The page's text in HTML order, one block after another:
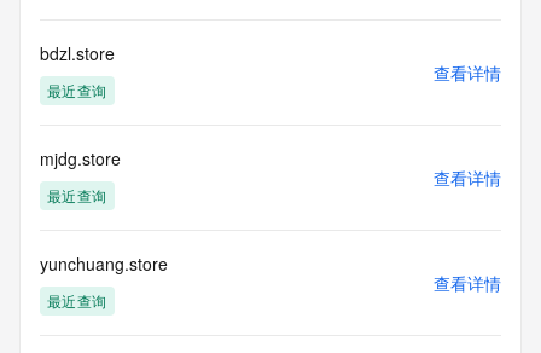
bdzl.store
最近查询
查看详情
mjdg.store
最近查询
查看详情
yunchuang.store
最近查询
查看详情